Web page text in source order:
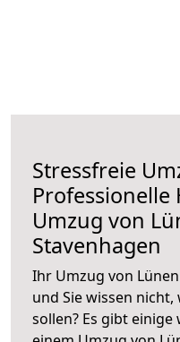
Stressfreie
Umzug von
Stavenhagen
Ihr Umzug von
und Sie wissen nicht,
sollen? Es gibt